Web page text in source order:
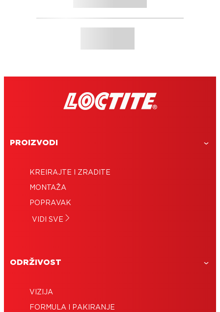
PROIZVODI
KREIRAJTE I ZRADITE
MONTAŽA
POPRAVAK
VIDI SVE
ODRŽIVOST
VIZIJA
FORMULA I PAKIRANJE